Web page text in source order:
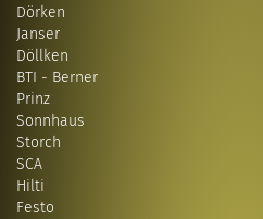
Dörken
Janser
Döllken
BTI - Berner
Prinz
Sonnhaus
Storch
SCA
Hilti
Festo